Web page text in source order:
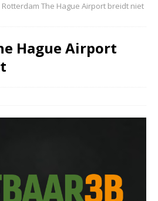
Rotterdam The Hague Airport breidt niet
Hague Airport